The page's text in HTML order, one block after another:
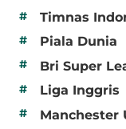
#
Timnas
# Piala Dunia
# Bri Super
# Liga Inggris
# Manchester